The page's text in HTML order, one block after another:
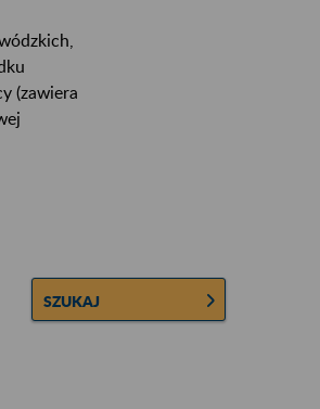
(zawiera
SZUKAJ